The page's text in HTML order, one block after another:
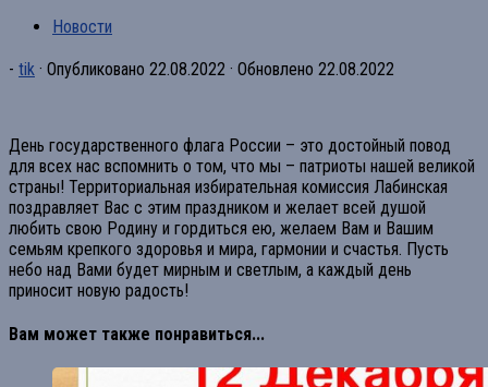
Новости
- tik · Опубликовано 22.08.2022 · Обновлено 22.08.2022
День государственного флага России – это достойный повод
для всех нас вспомнить о том, что мы – патриоты нашей великой
страны! Территориальная избирательная комиссия Лабинская
поздравляет Вас с этим праздником и желает всей душой
любить свою Родину и гордиться ею, желаем Вам и Вашим
семьям крепкого здоровья и мира, гармонии и счастья. Пусть
небо над Вами будет мирным и светлым, а каждый день
приносит новую радость!
Вам может также понравиться...